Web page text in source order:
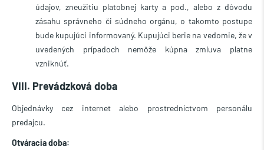
údajov, zneužitiu platobnej karty a pod., alebo z dôvodu
zásahu správneho či súdneho orgánu, o takomto postupe
bude kupujúci informovaný. Kupujúci berie na vedomie, že v
uvedených prípadoch nemôže kúpna zmluva platne
vzniknúť.
VIII. Prevádzková doba
Objednávky cez internet alebo prostredníctvom personálu
predajcu.
Otváracia doba: